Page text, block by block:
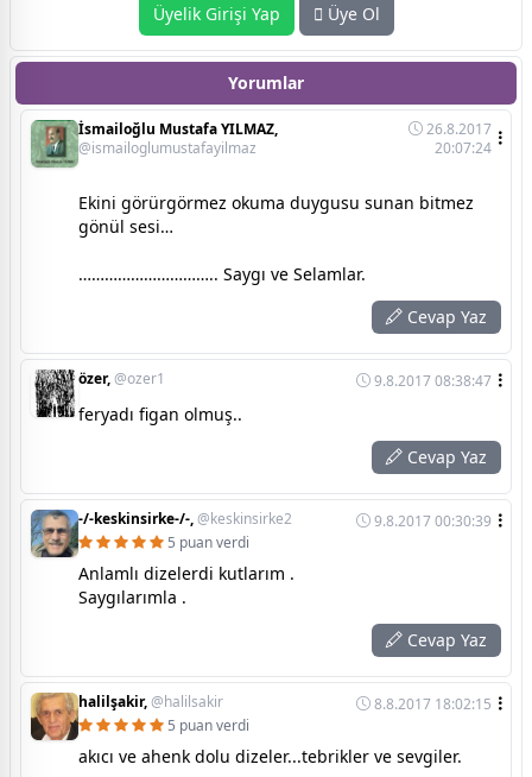
Üyelik Girişi Yap Üye Ol
Yorumlar
İsmailoğlu Mustafa YILMAZ,
@ismailoglumustafayilmaz
26.8.2017
20:07:24
Ekini görürgörmez okuma duygusu sunan bitmez
gönül sesi…
………………………….. Saygı ve Selamlar.
Cevap Yaz
özer,@ozer1 9.8.2017 08:38:47
feryadı figan olmuş..
Cevap Yaz
-/-keskinsirke-/-,@keskinsirke2
9.8.2017 00:30:39
5 puan verdi
Anlamlı dizelerdi kutlarım .
Saygılarımla .
Cevap Yaz
halilşakir,@halilsakir
8.8.2017 18:02:15
5 puan verdi
akıcı ve ahenk dolu dizeler...tebrikler ve sevgiler.